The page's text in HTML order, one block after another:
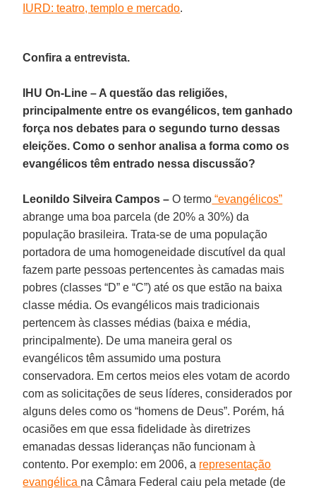
IURD: teatro, templo e mercado.
Confira a entrevista.
IHU On-Line – A questão das religiões,
principalmente entre os evangélicos, tem ganhado
força nos debates para o segundo turno dessas
eleições. Como o senhor analisa a forma como os
evangélicos têm entrado nessa discussão?
Leonildo Silveira Campos – O termo “evangélicos”
abrange uma boa parcela (de 20% a 30%) da
população brasileira. Trata-se de uma população
portadora de uma homogeneidade discutível da qual
fazem parte pessoas pertencentes às camadas mais
pobres (classes “D” e “C”) até os que estão na baixa
classe média. Os evangélicos mais tradicionais
pertencem às classes médias (baixa e média,
principalmente). De uma maneira geral os
evangélicos têm assumido uma postura
conservadora. Em certos meios eles votam de acordo
com as solicitações de seus líderes, considerados por
alguns deles como os “homens de Deus”. Porém, há
ocasiões em que essa fidelidade às diretrizes
emanadas dessas lideranças não funcionam à
contento. Por exemplo: em 2006, a representação
evangélica na Câmara Federal caiu pela metade (de